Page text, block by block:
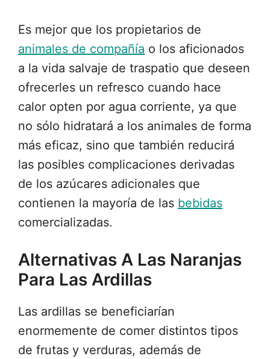
Es mejor que los propietarios de
animales de compañía o los aficionados
a la vida salvaje de traspatio que deseen
ofrecerles un refresco cuando hace
calor opten por agua corriente, ya que
no sólo hidratará a los animales de forma
más eficaz, sino que también reducirá
las posibles complicaciones derivadas
de los azúcares adicionales que
contienen la mayoría de las bebidas
comercializadas.
Alternativas A Las Naranjas
Para Las Ardillas
Las ardillas se beneficiarían
enormemente de comer distintos tipos
de frutas y verduras, además de